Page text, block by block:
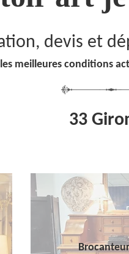
devis et
meilleures conditions
33